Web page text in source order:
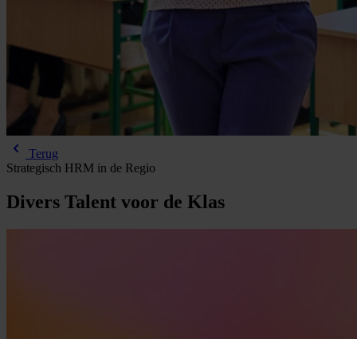
Terug
Strategisch HRM in de Regio
Divers Talent voor de Klas